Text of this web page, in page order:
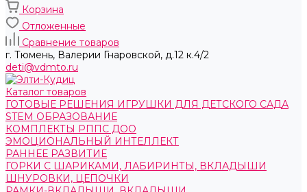
Корзина
Отложенные
Сравнение товаров
г. Тюмень, ​Валерии Гнаровской, д.12 к.4/2
deti@vdmto.ru
Каталог товаров
ГОТОВЫЕ РЕШЕНИЯ ИГРУШКИ ДЛЯ ДЕТСКОГО САДА
STEM ОБРАЗОВАНИЕ
КОМПЛЕКТЫ РППС ДОО
ЭМОЦИОНАЛЬНЫЙ ИНТЕЛЛЕКТ
РАННЕЕ РАЗВИТИЕ
ГОРКИ С ШАРИКАМИ, ЛАБИРИНТЫ, ВКЛАДЫШИ
ШНУРОВКИ, ЦЕПОЧКИ